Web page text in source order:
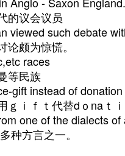
的议会议员
viewed such debate
颇为惊慌。
races
等民族
gift instead of donation
ｉｆｔ代替dｏnaｔ
one of the dialects of
种方言之一。